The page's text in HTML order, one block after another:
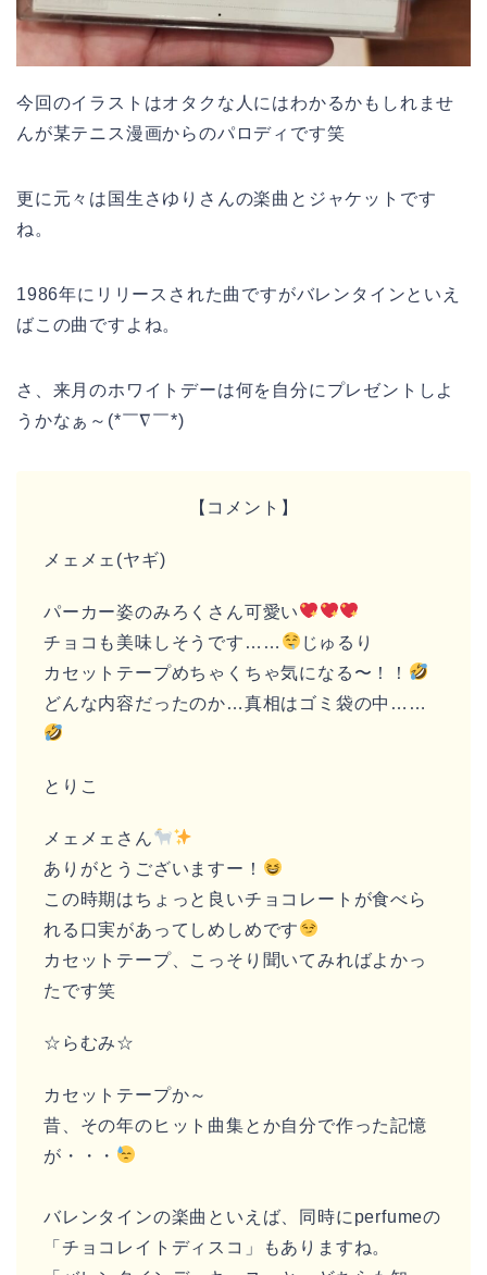
今回のイラストはオタクな人にはわかるかもしれませ
んが某テニス漫画からのパロディです笑
更に元々は国生さゆりさんの楽曲とジャケットです
ね。
1986年にリリースされた曲ですがバレンタインといえ
ばこの曲ですよね。
さ、来月のホワイトデーは何を自分にプレゼントしよ
うかなぁ～(*￣∇￣*)
【コメント】
メェメェ(ヤギ)
パーカー姿のみろくさん可愛い
チョコも美味しそうです……
じゅるり
カセットテープめちゃくちゃ気になる〜！！
どんな内容だったのか…真相はゴミ袋の中……
とりこ
メェメェさん
ありがとうございますー！
この時期はちょっと良いチョコレートが食べら
れる口実があってしめしめです
カセットテープ、こっそり聞いてみればよかっ
たです笑
☆らむみ☆
カセットテープか～
昔、その年のヒット曲集とか自分で作った記憶
が・・・
バレンタインの楽曲といえば、同時にperfumeの
「チョコレイトディスコ」もありますね。